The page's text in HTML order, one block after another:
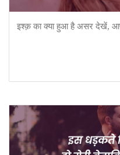
इश्क़ का क्या हुआ है असर देखें,